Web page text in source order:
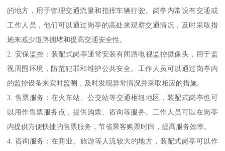
的地方，用于管理交通流量和指挥车辆行驶。岗亭内常设有交通或
工作人员，他们可以通过岗亭的高处来观察交通情况，及时采取措
施来减少道路拥堵和提高交通安全性。
2. 安保监控：装配式岗亭通常安装有闭路电视监控摄像头，用于监
视周围环境，防范犯罪和维护公共安全。工作人员可以通过岗亭内
的监控设备来实时监测，及时发现异常情况并采取相应的措施。
3. 售票服务：在火车站、公交站等交通枢纽地区，装配式岗亭也可
以用作售票服务点，提供购票、咨询等服务。工作人员可以在岗亭
内提供方便快捷的售票服务，节省乘客购票时间，提高服务效率。
4. 咨询服务：在商业、旅游等人流较大的地方，装配式岗亭可以作